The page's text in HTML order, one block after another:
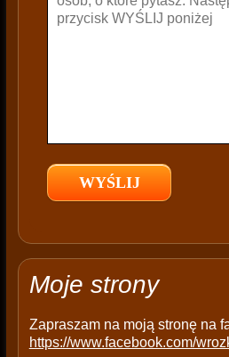
e
e
p
y
Moje strony
Zapraszam na moją stronę na
https://www.facebook.com/